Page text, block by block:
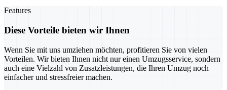
Features
Diese Vorteile bieten wir Ihnen
Wenn Sie mit uns umziehen möchten, profitieren Sie von vielen
Vorteilen. Wir bieten Ihnen nicht nur einen Umzugsservice, sondern
auch eine Vielzahl von Zusatzleistungen, die Ihren Umzug noch
einfacher und stressfreier machen.